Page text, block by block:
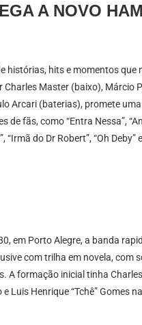
A NOVO
histórias, hits e momentos que
Master (baixo), Márcio
Arcari (baterias), promete
fãs, como “Entra Nessa”,
do Dr Robert”, “Oh Deby”
em Porto Alegre, a banda
com trilha em novela, com
A formação inicial tinha
Luis Henrique “Tchê” Gomes